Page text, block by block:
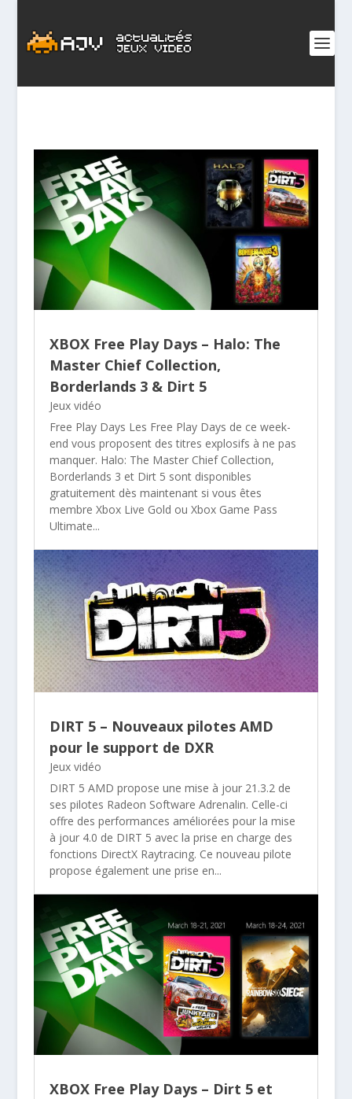
XBOX Free Play Days – Halo: The
Master Chief Collection,
Borderlands 3 & Dirt 5
Jeux vidéo
Free Play Days Les Free Play Days de ce week-
end vous proposent des titres explosifs à ne pas
manquer. Halo: The Master Chief Collection,
Borderlands 3 et Dirt 5 sont disponibles
gratuitement dès maintenant si vous êtes
membre Xbox Live Gold ou Xbox Game Pass
Ultimate...
DIRT 5 – Nouveaux pilotes AMD
pour le support de DXR
Jeux vidéo
DIRT 5 AMD propose une mise à jour 21.3.2 de
ses pilotes Radeon Software Adrenalin. Celle-ci
offre des performances améliorées pour la mise
à jour 4.0 de DIRT 5 avec la prise en charge des
fonctions DirectX Raytracing. Ce nouveau pilote
propose également une prise en...
XBOX Free Play Days – Dirt 5 et